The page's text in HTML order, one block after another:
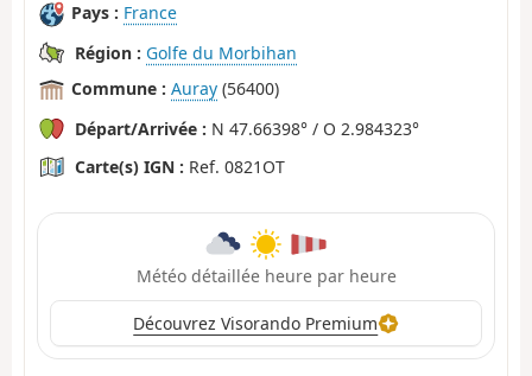
Pays : France
Région : Golfe du Morbihan
Commune : Auray (56400)
Départ/Arrivée : N 47.66398° / O 2.984323°
Carte(s) IGN : Ref. 0821OT
Météo détaillée heure par heure
Découvrez Visorando Premium